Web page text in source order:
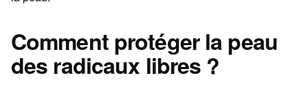
Comment protéger la peau
des radicaux libres ?